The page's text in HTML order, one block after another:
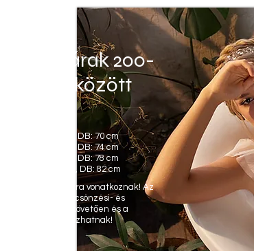
árak 200-
Ft között
méret: MB: 88 cm, DB: 70 cm
méret: MB: 92 cm, DB: 74 cm
méret: MB: 96 cm, DB: 78 cm
méret: MB: 100 cm, DB: 82 cm
lévő ruhákra vonatkoznak! Az
érkező ruhák kölcsönzési- és
mozgásokat követően és a
miatt változhatnak!